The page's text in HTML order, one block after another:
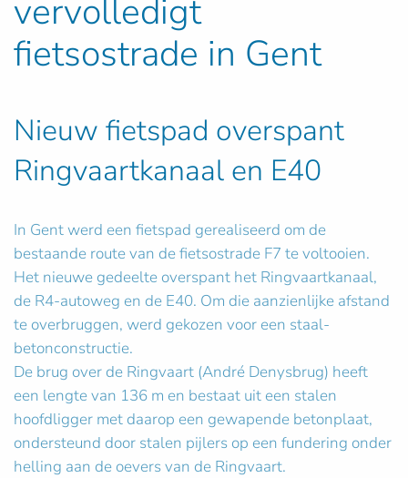
vervolledigt
fietsostrade in Gent
Nieuw fietspad overspant
Ringvaartkanaal en E40
In Gent werd een fietspad gerealiseerd om de
bestaande route van de fietsostrade F7 te voltooien.
Het nieuwe gedeelte overspant het Ringvaartkanaal,
de R4-autoweg en de E40. Om die aanzienlijke afstand
te overbruggen, werd gekozen voor een staal-
betonconstructie.
De brug over de Ringvaart (André Denysbrug) heeft
een lengte van 136 m en bestaat uit een stalen
hoofdligger met daarop een gewapende betonplaat,
ondersteund door stalen pijlers op een fundering onder
helling aan de oevers van de Ringvaart.